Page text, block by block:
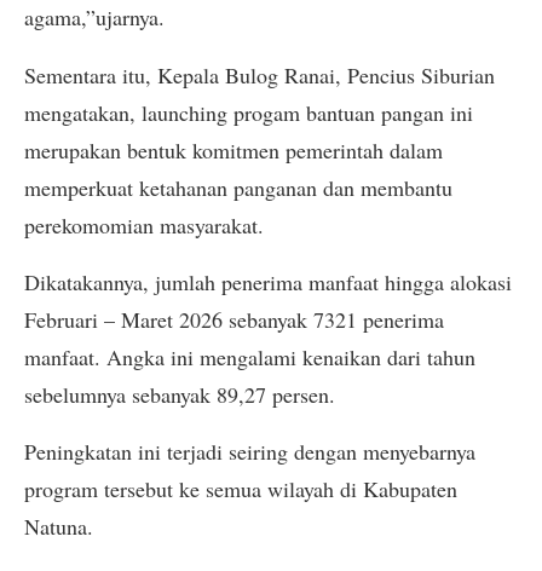
agama,”ujarnya.
Sementara itu, Kepala Bulog Ranai, Pencius Siburian
mengatakan, launching progam bantuan pangan ini
merupakan bentuk komitmen pemerintah dalam
memperkuat ketahanan panganan dan membantu
perekomomian masyarakat.
Dikatakannya, jumlah penerima manfaat hingga alokasi
Februari – Maret 2026 sebanyak 7321 penerima
manfaat. Angka ini mengalami kenaikan dari tahun
sebelumnya sebanyak 89,27 persen.
Peningkatan ini terjadi seiring dengan menyebarnya
program tersebut ke semua wilayah di Kabupaten
Natuna.